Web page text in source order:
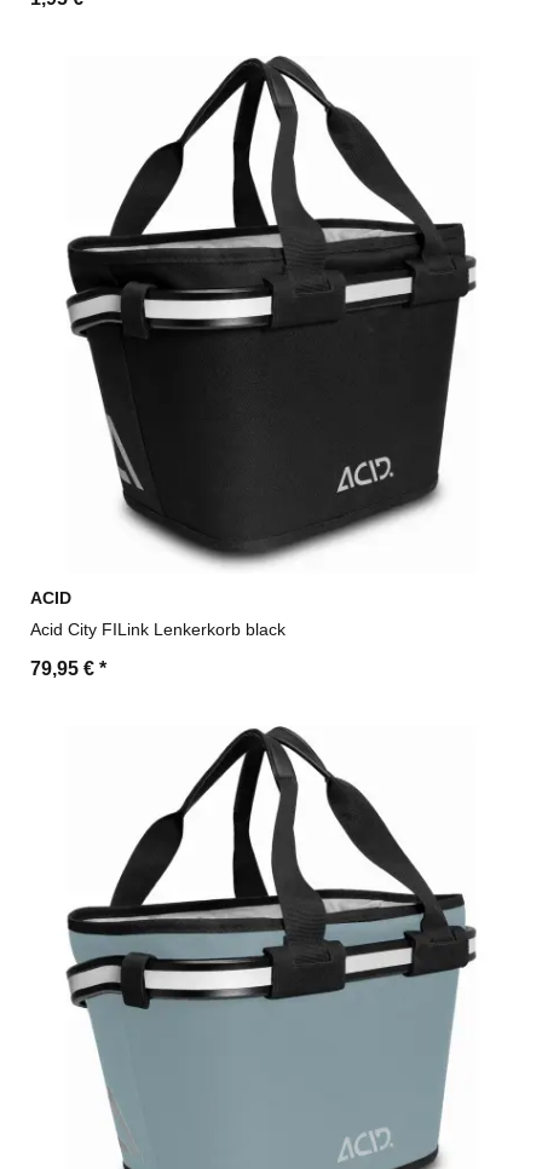
ACID
Acid City FILink Lenkerkorb black
79,95 € *